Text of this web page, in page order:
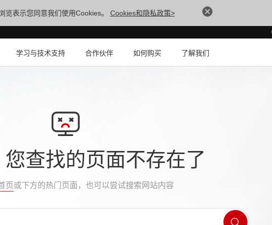
览表示您同意我们使用Cookies。 Cookies和隐私政策>
学习与技术支持 合作伙伴 如何购买 了解我们
查找的页面不存在了
页或下方的热门页面，也可以尝试搜索网站内容